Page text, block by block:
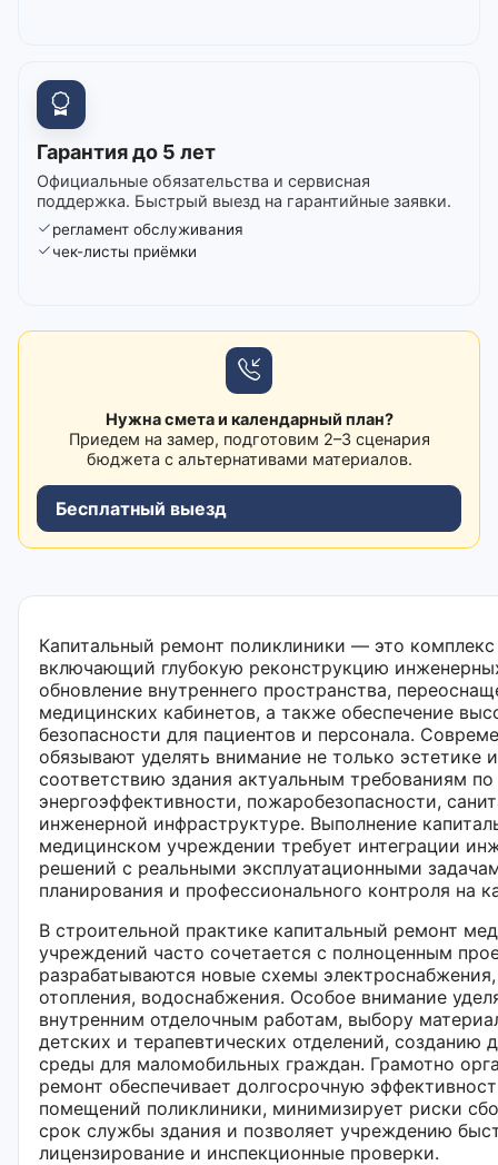
Гарантия до 5 лет
Официальные обязательства и сервисная
поддержка. Быстрый выезд на гарантийные заявки.
регламент обслуживания
чек-листы приёмки
Нужна смета и календарный план?
Приедем на замер, подготовим 2–3 сценария
бюджета с альтернативами материалов.
Бесплатный выезд
Капитальный ремонт поликлиники — это
включающий глубокую реконструкцию
обновление внутреннего пространства,
медицинских кабинетов, а также обеспечение
безопасности для пациентов и персонала.
обязывают уделять внимание не только эстетике
соответствию здания актуальным требованиям по
энергоэффективности, пожаробезопасности,
инженерной инфраструктуре. Выполнение
медицинском учреждении требует интеграции
решений с реальными эксплуатационными
планирования и профессионального контроля на
В строительной практике капитальный ремонт
учреждений часто сочетается с полноценным
разрабатываются новые схемы
отопления, водоснабжения. Особое внимание
внутренним отделочным работам, выбору
детских и терапевтических отделений, созданию
среды для маломобильных граждан. Грамотно
ремонт обеспечивает долгосрочную
помещений поликлиники, минимизирует риски
срок службы здания и позволяет учреждению
лицензирование и инспекционные проверки.